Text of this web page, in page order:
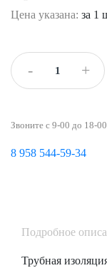
Цена указана: за 1
- +
Звоните с 9-00 до 18-
8 958 544-59-34
Подробное
Трубная